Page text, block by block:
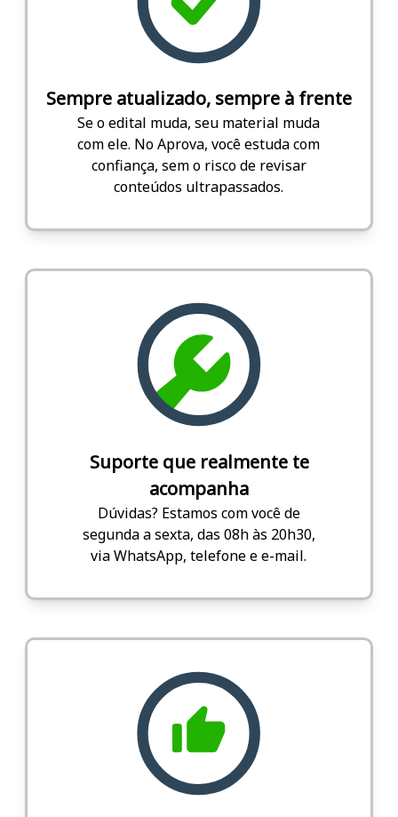
Sempre atualizado, sempre à frente
Se o edital muda, seu material muda
com ele. No Aprova, você estuda com
confiança, sem o risco de revisar
conteúdos ultrapassados.
Suporte que realmente te
acompanha
Dúvidas? Estamos com você de
segunda a sexta, das 08h às 20h30,
via WhatsApp, telefone e e-mail.